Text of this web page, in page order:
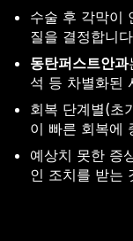
수술 후 각막이
질을 결정합니
동탄퍼스트안과
석 등 차별화된
회복 단계별(초
이 빠른 회복에
예상치 못한 증
인 조치를 받는